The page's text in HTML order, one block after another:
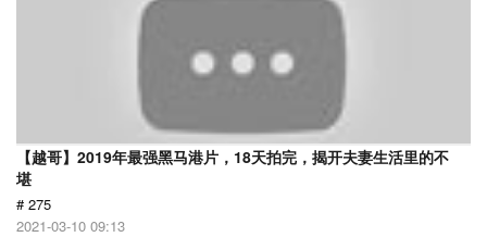
【越哥】2019年最强黑马港片，18天拍完，揭开夫妻生活里的不
堪
# 275
2021-03-10 09:13